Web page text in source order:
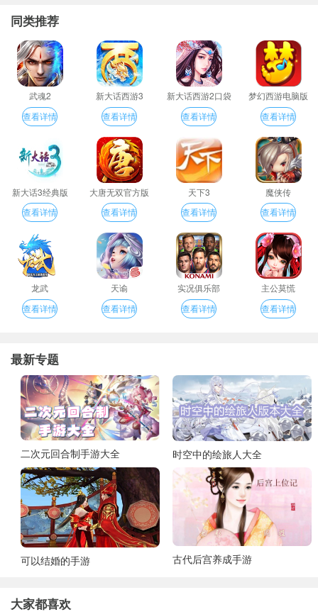
同类推荐
武魂2
查看详情
新大话西游3
查看详情
新大话西游2口袋
版
查看详情
梦幻西游电脑版
查看详情
新大话3经典版
查看详情
大唐无双官方版
查看详情
天下3
查看详情
魔侠传
查看详情
龙武
查看详情
天谕
查看详情
实况俱乐部
查看详情
主公莫慌
查看详情
最新专题
二次元回合制手游大全 时空中的绘旅人大全
可以结婚的手游 古代后宫养成手游
大家都喜欢